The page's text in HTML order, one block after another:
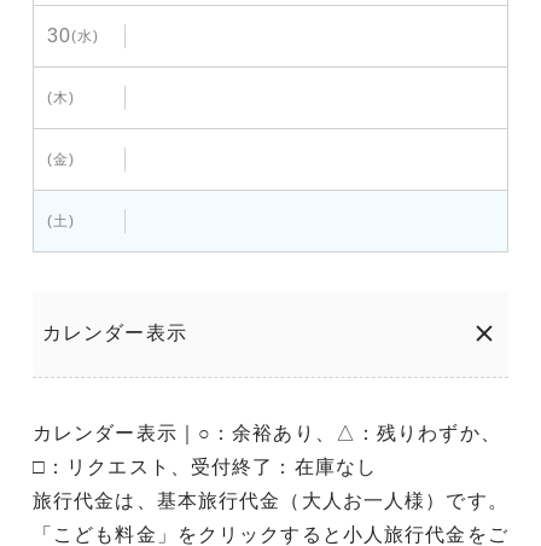
30(水)
(木)
(金)
(土)
カレンダー表示
カレンダー表示｜○：余裕あり、△：残りわずか、
□：リクエスト、受付終了：在庫なし
旅行代金は、基本旅行代金（大人お一人様）です。
「こども料金」をクリックすると小人旅行代金をご